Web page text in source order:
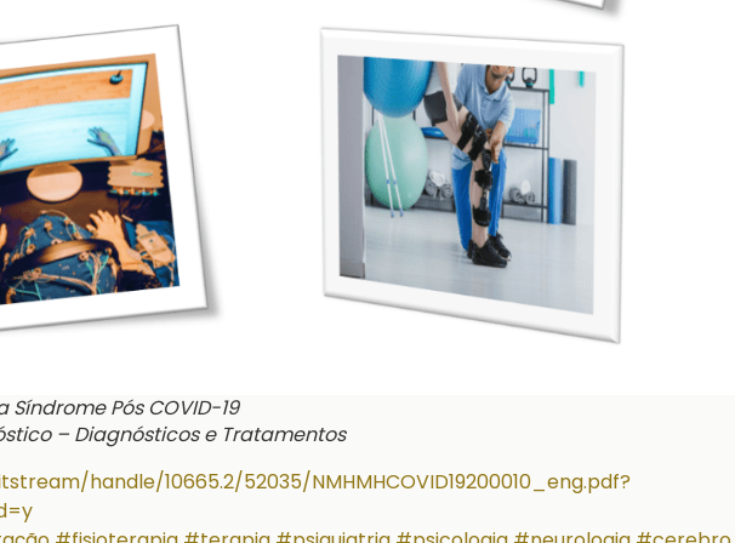
Pós COVID-19
– Diagnósticos e Tratamentos
handle/10665.2/52035/NMHMHCOVID19200010_eng.pdf?